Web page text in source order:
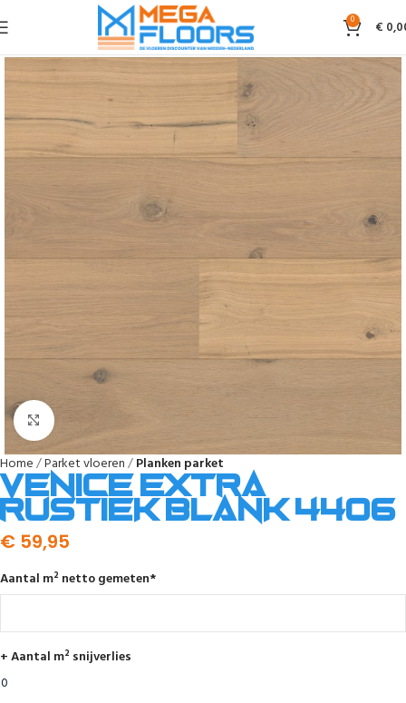
0 €
Home Parket vloeren Planken parket
Venice extra
rustiek blank 4406
€ 59,95
Aantal m² netto gemeten*
+ Aantal m² snijverlies
Afbeelding vergroten